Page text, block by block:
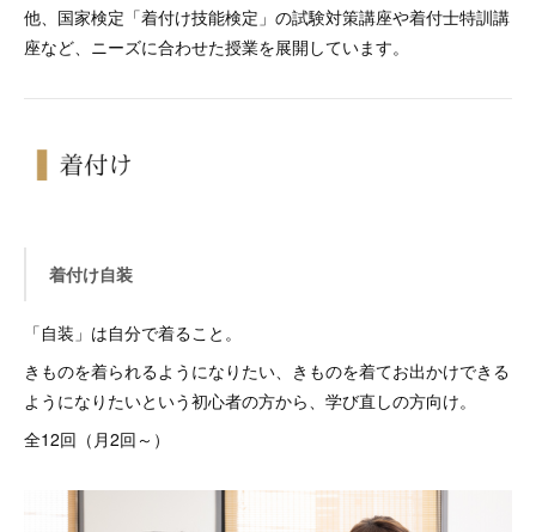
他、国家検定「着付け技能検定」の試験対策講座や着付士特訓講
座など、ニーズに合わせた授業を展開しています。
着付け自装
「自装」は自分で着ること。
きものを着られるようになりたい、きものを着てお出かけできる
ようになりたいという初心者の方から、学び直しの方向け。
全12回（月2回～）